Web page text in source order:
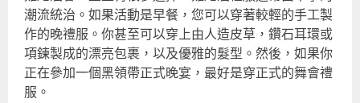
潮流統治。如果活動是早餐，您可以穿著較輕的手工製
作的晚禮服。你甚至可以穿上由人造皮草，鑽石耳環或
項鍊製成的漂亮包裹，以及優雅的髮型。然後，如果你
正在參加一個黑領帶正式晚宴，最好是穿正式的舞會禮
服。